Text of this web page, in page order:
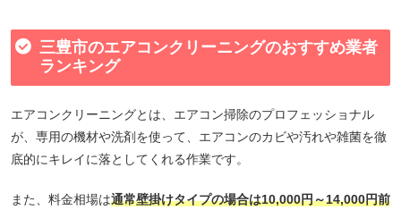
三豊市のエアコンクリーニングのおすすめ業者
ランキング
エアコンクリーニングとは、エアコン掃除のプロフェッショナル
が、専用の機材や洗剤を使って、エアコンのカビや汚れや雑菌を徹
底的にキレイに落としてくれる作業です。
また、料金相場は通常壁掛けタイプの場合は10,000円～14,000円前